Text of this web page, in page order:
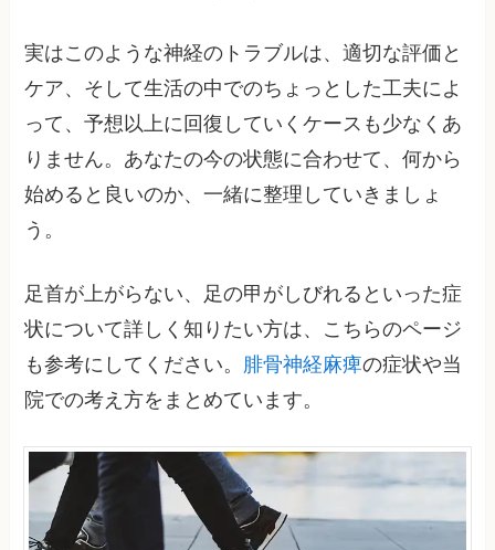
実はこのような神経のトラブルは、適切な評価と
ケア、そして生活の中でのちょっとした工夫によ
って、予想以上に回復していくケースも少なくあ
りません。あなたの今の状態に合わせて、何から
始めると良いのか、一緒に整理していきましょ
う。
足首が上がらない、足の甲がしびれるといった症
状について詳しく知りたい方は、こちらのページ
も参考にしてください。 腓骨神経麻痺の症状や当
院での考え方をまとめています。